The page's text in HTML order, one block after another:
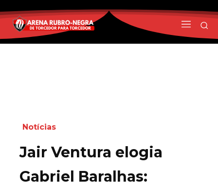
Notícias
Jair Ventura elogia
Gabriel Baralhas: